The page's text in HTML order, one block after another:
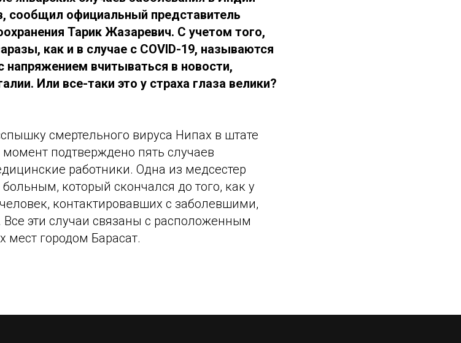
сообщил официальный представитель
Тарик Жазаревич. С учетом того,
как и в случае с COVID-19, называются
вчитываться в новости,
Или все-таки это у страха глаза велики?
смертельного вируса Нипах в штате
подтверждено пять случаев
работники. Одна из медсестер
который скончался до того, как у
контактировавших с заболевшими,
Все эти случаи связаны с расположенным
мест городом Барасат.